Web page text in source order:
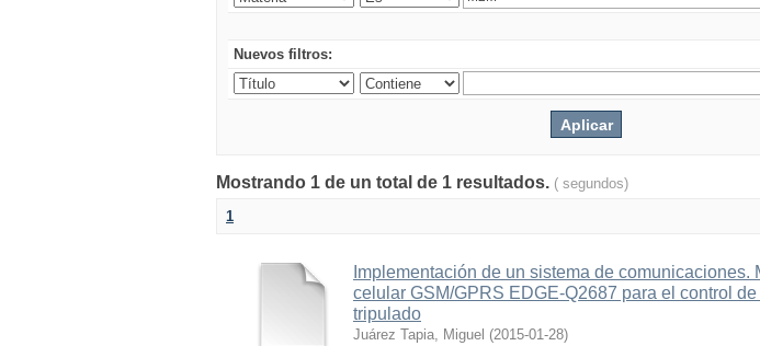
Nuevos filtros:
Mostrando 1 de un total de 1 resultados. ( segundos)
1
Implementación de un sistema de comunicaciones.
celular GSM/GPRS EDGE-Q2687 para el control
tripulado
Juárez Tapia, Miguel (2015-01-28)